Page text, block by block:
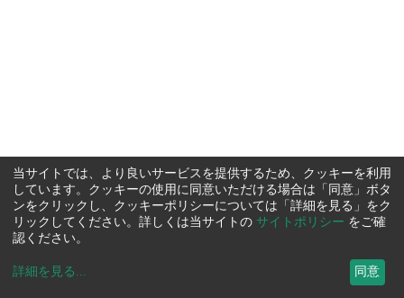
当サイトでは、より良いサービスを提供するため、クッキーを利用
しています。クッキーの使用に同意いただける場合は「同意」ボタ
ンをクリックし、クッキーポリシーについては「詳細を見る」をク
リックしてください。詳しくは当サイトの サイトポリシー をご確
認ください。
詳細を見る ... 同意